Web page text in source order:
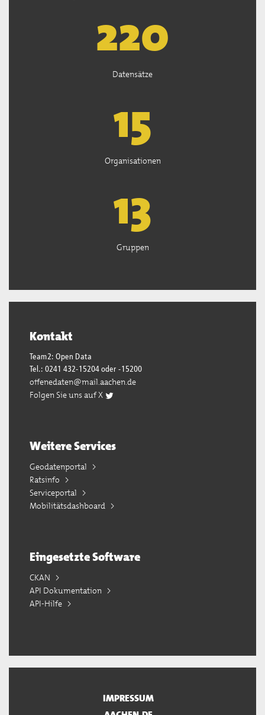
222
Datensätze
15
Organisationen
13
Gruppen
Kontakt
Team2: Open Data
Tel.: 0241 432-15204 oder -15200
offenedaten@mail.aachen.de
Folgen Sie uns auf X
Weitere Services
Geodatenportal
Ratsinfo
Serviceportal
Mobilitätsdashboard
Eingesetzte Software
CKAN
API Dokumentation
API-Hilfe
IMPRESSUM